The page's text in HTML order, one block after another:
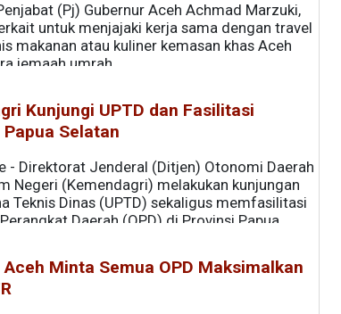
(Pj) Gubernur Aceh Achmad Marzuki,
untuk menjajaki kerja sama dengan travel
makanan atau kuliner kemasan khas Aceh
jemaah umrah.
Kunjungi UPTD dan Fasilitasi
Selatan
- Direktorat Jenderal (Ditjen) Otonomi Daerah
Negeri (Kemendagri) melakukan kunjungan
Teknis Dinas (UPTD) sekaligus memfasilitasi
Daerah (OPD) di Provinsi Papua
dari tanggal 1 hingga 7 Oktober 2022.
Minta Semua OPD Maksimalkan